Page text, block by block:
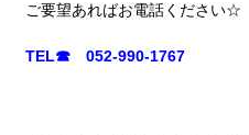
ご要望あればお電話ください☆
TEL☎ 052-990-1767